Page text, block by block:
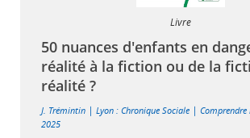
Livre
50 nuances d'enfants en
réalité à la fiction ou de la
réalité ?
J. Trémintin | Lyon : Chronique Sociale | Comprendre
2025